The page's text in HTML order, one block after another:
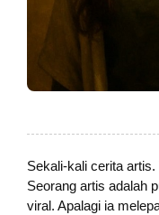
Sekali-kali cerita
Seorang artis adalah
viral. Apalagi ia